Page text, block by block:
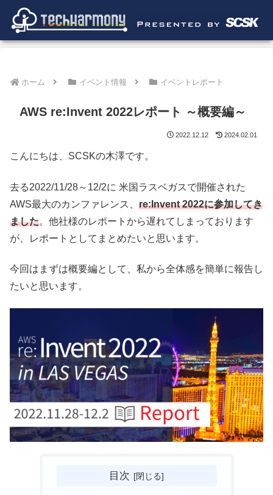
ホーム イベント情報 イベントレポート
AWS re:Invent 2022レポート ～概要編～
2022.12.12 2024.02.01
こんにちは、SCSKの木澤です。
去る2022/11/28～12/2に 米国ラスベガスで開催された
AWS最大のカンファレンス、 re:Invent 2022に参加してき
ました。他社様のレポートから遅れてしまっております
が、レポートとしてまとめたいと思います。
今回はまずは概要編として、私から全体感を簡単に報告し
たいと思います。
目次